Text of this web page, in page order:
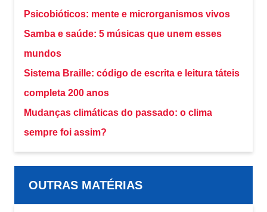
Psicobióticos: mente e microrganismos vivos
Samba e saúde: 5 músicas que unem esses
mundos
Sistema Braille: código de escrita e leitura táteis
completa 200 anos
Mudanças climáticas do passado: o clima
sempre foi assim?
OUTRAS MATÉRIAS